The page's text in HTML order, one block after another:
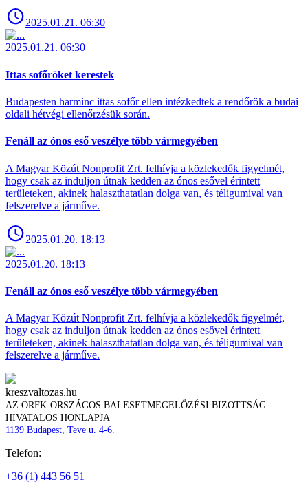
2025.01.21. 06:30
2025.01.21. 06:30
Ittas sofőröket kerestek
Budapesten harminc ittas sofőr ellen intézkedtek a rendőrök a budai
oldali hétvégi ellenőrzésük során.
Fenáll az ónos eső veszélye több vármegyében
A Magyar Közút Nonprofit Zrt. felhívja a közlekedők figyelmét,
hogy csak az induljon útnak kedden az ónos esővel érintett
területeken, akinek halaszthatatlan dolga van, és téligumival van
felszerelve a járműve.
2025.01.20. 18:13
2025.01.20. 18:13
Fenáll az ónos eső veszélye több vármegyében
A Magyar Közút Nonprofit Zrt. felhívja a közlekedők figyelmét,
hogy csak az induljon útnak kedden az ónos esővel érintett
területeken, akinek halaszthatatlan dolga van, és téligumival van
felszerelve a járműve.
kreszvaltozas.hu
AZ ORFK-ORSZÁGOS BALESETMEGELŐZÉSI BIZOTTSÁG
HIVATALOS HONLAPJA
1139 Budapest, Teve u. 4-6.
Telefon:
+36 (1) 443 56 51